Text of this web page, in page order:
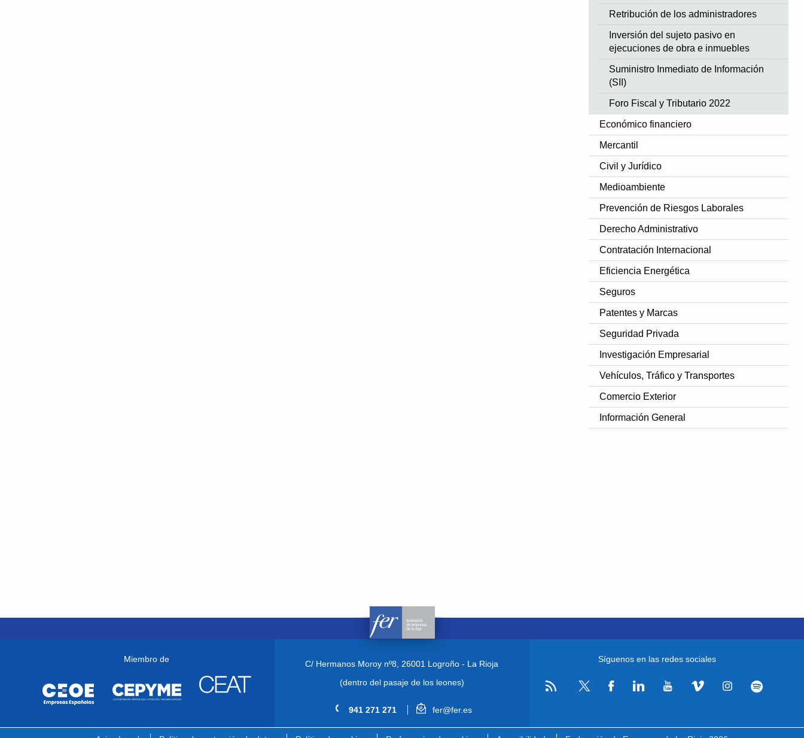
Retribución de los administradores
Inversión del sujeto pasivo en
ejecuciones de obra e inmuebles
Suministro Inmediato de Información
(SII)
Foro Fiscal y Tributario 2022
Económico financiero
Mercantil
Civil y Jurídico
Medioambiente
Prevención de Riesgos Laborales
Derecho Administrativo
Contratación Internacional
Eficiencia Energética
Seguros
Patentes y Marcas
Seguridad Privada
Investigación Empresarial
Vehículos, Tráfico y Transportes
Comercio Exterior
Información General
Miembro de C/ Hermanos Moroy nº8,26001 Logroño - La Rioja
(dentro del pasaje de los leones)
941 271 271 fer@fer.es
Síguenos en las redes sociales